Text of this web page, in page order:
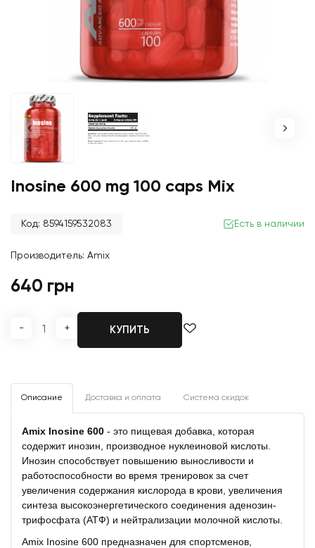
Inosine 600 mg 100 caps Mix
Код: 8594159532083 Есть в наличии
Производитель: Amix
640 грн
- + КУПИТЬ
Описание Доставка и оплата Система скидок
Amix Inosine 600 - это пищевая добавка, которая
содержит инозин, производное нуклеиновой кислоты.
Инозин способствует повышению выносливости и
работоспособности во время тренировок за счет
увеличения содержания кислорода в крови, увеличения
синтеза высокоэнергетического соединения аденозин-
трифосфата (АТФ) и нейтрализации молочной кислоты.
Amix Inosine 600 предназначен для спортсменов,